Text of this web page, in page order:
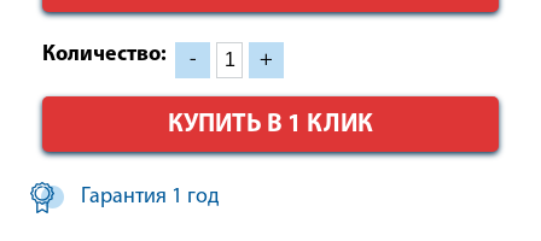
Количество: - +
КУПИТЬ В 1 КЛИК
Гарантия 1 год